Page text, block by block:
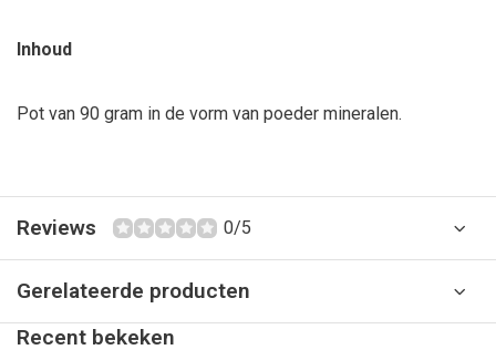
Inhoud
Pot van 90 gram in de vorm van poeder mineralen.
Reviews 0/5
Gerelateerde producten
Recent bekeken